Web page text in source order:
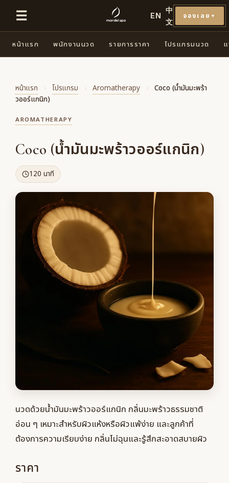
☰ EN
中
文
จองเลย ▼
หน้าแรก พนักงานนวด รายการราคา โปรแกรมนวด
หน้าแรก › โปรแกรม › Aromatherapy › Coco (น้ำมันมะพร้า
วออร์แกนิก)
AROMATHERAPY
Coco (น้ำมันมะพร้าวออร์แกนิก)
120 นาที
นวดด้วยน้ำมันมะพร้าวออร์แกนิก กลิ่นมะพร้าวธรรมชาติ
อ่อน ๆ เหมาะสำหรับผิวแห้งหรือผิวแพ้ง่าย และลูกค้าที่
ต้องการความเรียบง่าย กลิ่นไม่ฉุนและรู้สึกสะอาดสบายผิว
ราคา